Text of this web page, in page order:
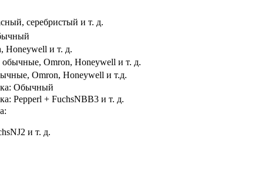
серебристый и т. д.
Honeywell и т. д.
Omron, Honeywell и т. д.
Omron, Honeywell и т.д.
Обычный
Pepperl + FuchsNBB3 и т. д.
и т. д.